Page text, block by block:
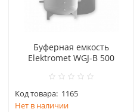
Буферная емкость
Elektromet WGJ-B 500
Код товара: 1165
Нет в наличии